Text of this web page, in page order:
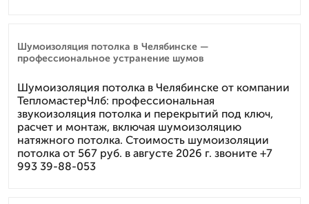
Шумоизоляция потолка в Челябинске —
профессиональное устранение шумов
Шумоизоляция потолка в Челябинске от компании
ТепломастерЧлб: профессиональная
звукоизоляция потолка и перекрытий под ключ,
расчет и монтаж, включая шумоизоляцию
натяжного потолка. Стоимость шумоизоляции
потолка от 567 руб. в августе 2026 г. звоните +7
993 39-88-053